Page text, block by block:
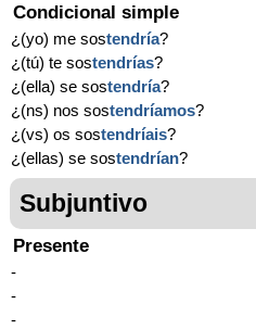
Condicional simple
¿(yo) me sostendría?
¿(tú) te sostendrías?
¿(ella) se sostendría?
¿(ns) nos sostendríamos?
¿(vs) os sostendríais?
¿(ellas) se sostendrían?
Subjuntivo
Presente
-
-
-